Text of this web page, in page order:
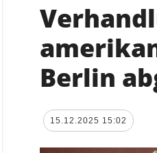
der
Berlin
15.12.2025 15:02